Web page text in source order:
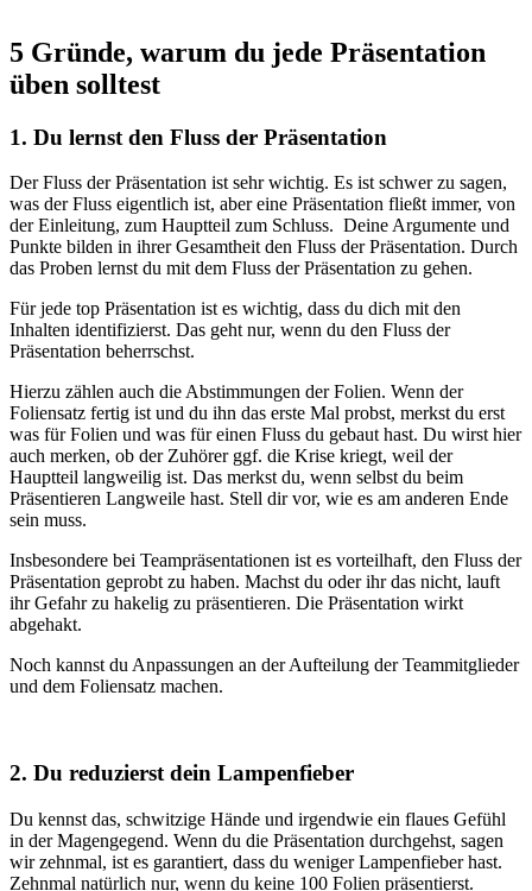
5 Gründe, warum du jede Präsentation
üben solltest
1. Du lernst den Fluss der Präsentation
Der Fluss der Präsentation ist sehr wichtig. Es ist schwer zu sagen,
was der Fluss eigentlich ist, aber eine Präsentation fließt immer, von
der Einleitung, zum Hauptteil zum Schluss. Deine Argumente und
Punkte bilden in ihrer Gesamtheit den Fluss der Präsentation. Durch
das Proben lernst du mit dem Fluss der Präsentation zu gehen.
Für jede top Präsentation ist es wichtig, dass du dich mit den
Inhalten identifizierst. Das geht nur, wenn du den Fluss der
Präsentation beherrschst.
Hierzu zählen auch die Abstimmungen der Folien. Wenn der
Foliensatz fertig ist und du ihn das erste Mal probst, merkst du erst
was für Folien und was für einen Fluss du gebaut hast. Du wirst hier
auch merken, ob der Zuhörer ggf. die Krise kriegt, weil der
Hauptteil langweilig ist. Das merkst du, wenn selbst du beim
Präsentieren Langweile hast. Stell dir vor, wie es am anderen Ende
sein muss.
Insbesondere bei Teampräsentationen ist es vorteilhaft, den Fluss der
Präsentation geprobt zu haben. Machst du oder ihr das nicht, lauft
ihr Gefahr zu hakelig zu präsentieren. Die Präsentation wirkt
abgehakt.
Noch kannst du Anpassungen an der Aufteilung der Teammitglieder
und dem Foliensatz machen.
2. Du reduzierst dein Lampenfieber
Du kennst das, schwitzige Hände und irgendwie ein flaues Gefühl
in der Magengegend. Wenn du die Präsentation durchgehst, sagen
wir zehnmal, ist es garantiert, dass du weniger Lampenfieber hast.
Zehnmal natürlich nur, wenn du keine 100 Folien präsentierst.